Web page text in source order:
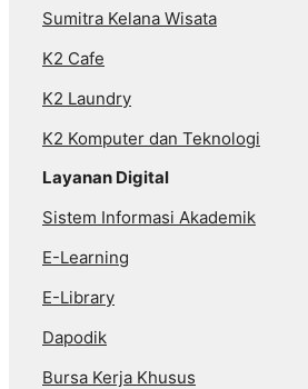
Sumitra Kelana Wisata
K2 Cafe
K2 Laundry
K2 Komputer dan Teknologi
Layanan Digital
Sistem Informasi Akademik
E-Learning
E-Library
Dapodik
Bursa Kerja Khusus